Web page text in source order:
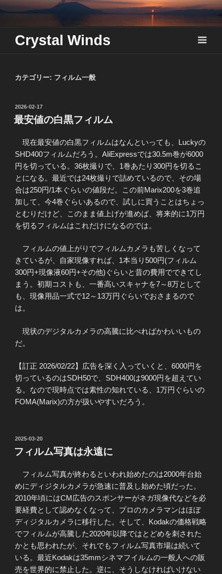
Skip
content
Crystal Winds
カテゴリー: フィルム一般
投
稿
日:
2026-02-17
最安値の白黒フィルム
現在最安値の白黒フィルムはなんといっても、Luckyの
SHD400フィルムだろう。AliExpressでは30.5m巻が6000
円を切っている。36枚撮りで、1巻あたり300円を切るこ
とになる。最近では24枚撮りで詰めているので、その場
合は250円/1本ぐらいの値段だ。この前Marix200を3巻追
加して、今4巻ぐらいあるので、試しに買うことはちょっ
とむりだけど、このまま値上げが進めば、将来的に1万円
を切るフィルムはこれだけになるのでは。
フィルムの値上がりでフィルムカメラも苦しくなって
きているが、自家現像すれば、1本当り500円(フィルム
300円+現像液60円+その他)ぐらいと昔の費用でできてし
まう。初期コストも、一番高いスキャナを7～8万として
も、現像用品一式で12～13万円ぐらいでおさまるので
は。
現状のデジタルカメラの高騰に比べればかわいいもの
だ。
【訂正 2026/02/22】広告を深く入っていくと、6000円を
切っているのはSDH50で、SDH400は9000円を超えてい
る。なので現時点では素性の知れている、1万円ぐらいの
FOMA(Marix)の方が扱いやすいだろう。
投
稿
日:
2025-03-20
フィルム写真は永遠に
フィルム写真が終わるといわれ始めたのは2000年台始
めにディジタルカメラが急速に普及し始めた頃だった。
2010年頃にはCM広告のスポンサーがネガ現像代などを必
要経費として認めなくなって、プロのカメラマンはほぼ
ディジタルカメラに移行した。そして、Kodakの価格戦略
でフィルムが高騰した2020年以降ではとどめを刺された
かとも思われたが、それでもフィルム写真市場は続いて
いる。最近Kodakは35mmシネマフイルムの一般人への販
売を世界的に禁止した。逆に、そうしなければいけない